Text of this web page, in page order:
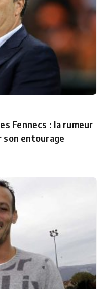
Fennecs : la rumeur
son entourage